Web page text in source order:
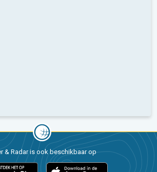
& Radar is ook beschikbaar op